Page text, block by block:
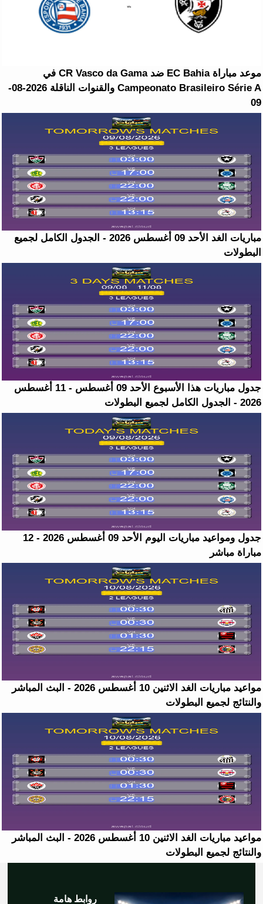
موعد مباراة EC Bahia ضد CR Vasco da Gama في
Campeonato Brasileiro Série A والقنوات الناقلة 2026-08-
09
مباريات الغد الأحد 09 أغسطس 2026 - الجدول الكامل لجميع
البطولات
جدول مباريات هذا الأسبوع الأحد 09 أغسطس - 11 أغسطس
2026 - الجدول الكامل لجميع البطولات
جدول ومواعيد مباريات اليوم الأحد 09 أغسطس 2026 - 12
مباراة مباشر
مواعيد مباريات الغد الاثنين 10 أغسطس 2026 - البث المباشر
والنتائج لجميع البطولات
مواعيد مباريات الغد الاثنين 10 أغسطس 2026 - البث المباشر
والنتائج لجميع البطولات
روابط هامة